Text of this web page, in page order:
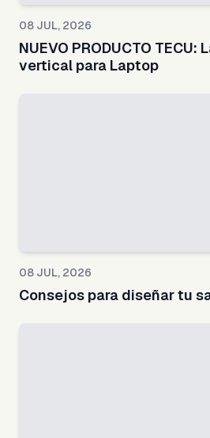
08 JUL, 2026
NUEVO PRODUCTO
vertical para Laptop
08 JUL, 2026
Consejos para diseñar tu